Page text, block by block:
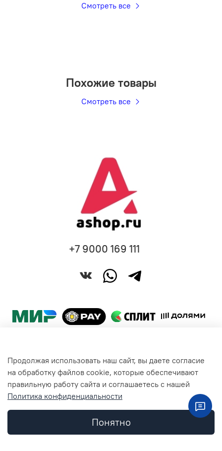
Смотреть все
Похожие товары
Смотреть все
Покупателям
Общая информация
+7 9000 169 111
Продолжая использовать наш сайт, вы даете согласие
на обработку файлов cookie, которые обеспечивают
правильную работу сайта и соглашаетесь с нашей
Политика конфиденциальности
Понятно